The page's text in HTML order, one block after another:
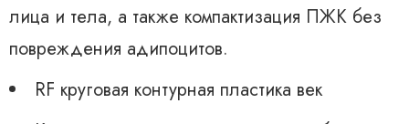
лица и тела, а также компактизация ПЖК без
повреждения адипоцитов.
RF круговая контурная пластика век